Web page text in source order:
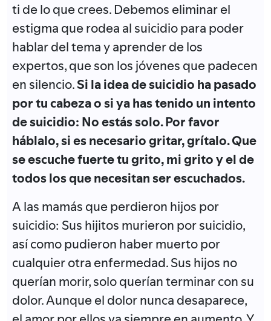
ti de lo que crees. Debemos eliminar el
estigma que rodea al suicidio para poder
hablar del tema y aprender de los
expertos, que son los jóvenes que padecen
en silencio.Si la idea de suicidio ha pasado
por tu cabeza o si ya has tenido un intento
de suicidio: No estás solo. Por favor
háblalo, si es necesario gritar, grítalo. Que
se escuche fuerte tu grito, mi grito y el de
todos los que necesitan ser escuchados.
A las mamás que perdieron hijos por
suicidio: Sus hijitos murieron por suicidio,
así como pudieron haber muerto por
cualquier otra enfermedad. Sus hijos no
querían morir, solo querían terminar con su
dolor. Aunque el dolor nunca desaparece,